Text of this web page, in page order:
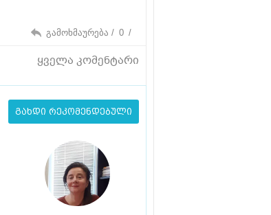
გამოხმაურება / 0 /
ყველა კომენტარი
გახდი რეკომენდებული